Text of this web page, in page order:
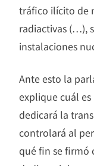
tráfico ilícito de
radiactivas (…),
instalaciones
Ante esto la
explique cuál
dedicará la
controlará al
qué fin se firmó